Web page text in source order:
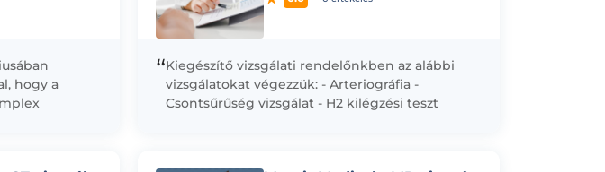
hogy a
“Kiegészítő vizsgálati rendelőnkben az alábbi
vizsgálatokat végezzük: - Arteriográfia -
Csontsűrűség vizsgálat - H2 kilégzési teszt